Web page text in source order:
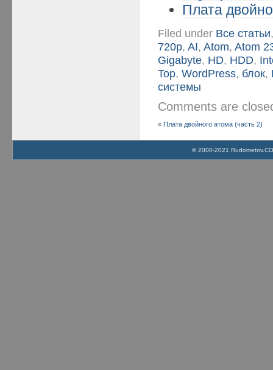
Плата
Filed under Все статьи
720p,AI,Atom,Atom
Gigabyte, HD, HDD,
Top,WordPress, блок,
системы
Comments are
« Плата двойного атома (часть 2)
© 2000-2021